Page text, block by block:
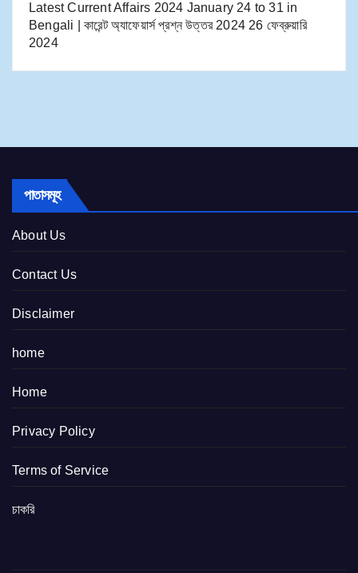
Latest Current Affairs 2024 January 24 to 31​ in
Bengali | কারেন্ট অ্যাফেয়ার্স প্রশ্ন উত্তর 2024 26 ফেব্রুয়ারি
2024
পাতাসমূহ
About Us
Contact Us
Disclaimer
home
Home
Privacy Policy
Terms of Service
চাকরি